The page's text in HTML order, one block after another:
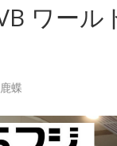
ワー
蝶